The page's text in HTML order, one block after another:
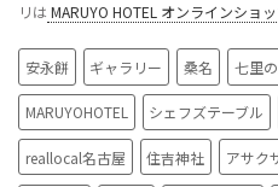
リは MARUYO HOTEL オンラインショ
安永餅 ギャラリー 桑名 七里
MARUYOHOTEL シェフズテーブル
reallocal名古屋 住吉神社 アサク